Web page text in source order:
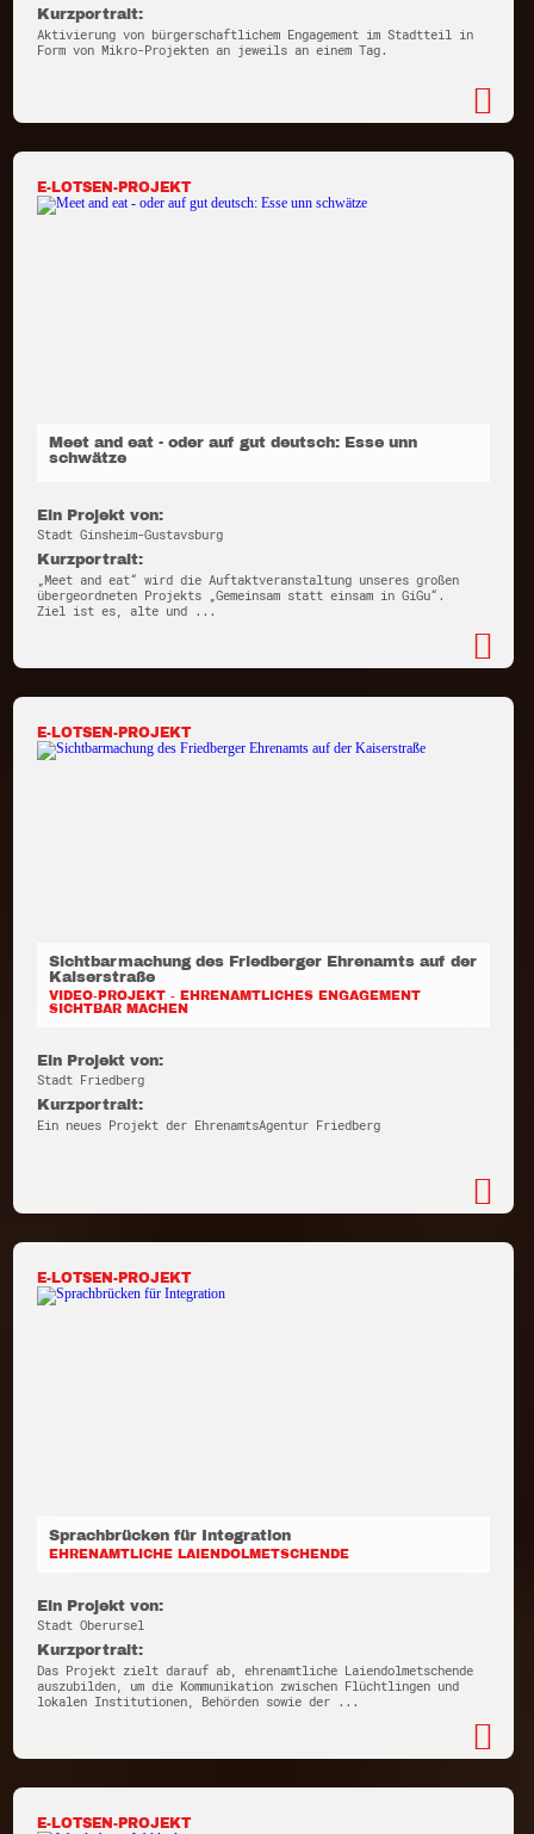
Kurzportrait:
Aktivierung von bürgerschaftlichem Engagement im Stadtteil in
Form von Mikro-Projekten an jeweils an einem Tag.
E-LOTSEN-PROJEKT
Meet and eat - oder auf gut deutsch: Esse unn
schwätze
Ein Projekt von:
Stadt Ginsheim-Gustavsburg
Kurzportrait:
„Meet and eat“ wird die Auftaktveranstaltung unseres großen
übergeordneten Projekts „Gemeinsam statt einsam in GiGu“.
Ziel ist es, alte und ...
E-LOTSEN-PROJEKT
Sichtbarmachung des Friedberger Ehrenamts auf der
Kaiserstraße
VIDEO-PROJEKT - EHRENAMTLICHES ENGAGEMENT
SICHTBAR MACHEN
Ein Projekt von:
Stadt Friedberg
Kurzportrait:
Ein neues Projekt der EhrenamtsAgentur Friedberg
E-LOTSEN-PROJEKT
Sprachbrücken für Integration
EHRENAMTLICHE LAIENDOLMETSCHENDE
Ein Projekt von:
Stadt Oberursel
Kurzportrait:
Das Projekt zielt darauf ab, ehrenamtliche Laiendolmetschende
auszubilden, um die Kommunikation zwischen Flüchtlingen und
lokalen Institutionen, Behörden sowie der ...
E-LOTSEN-PROJEKT